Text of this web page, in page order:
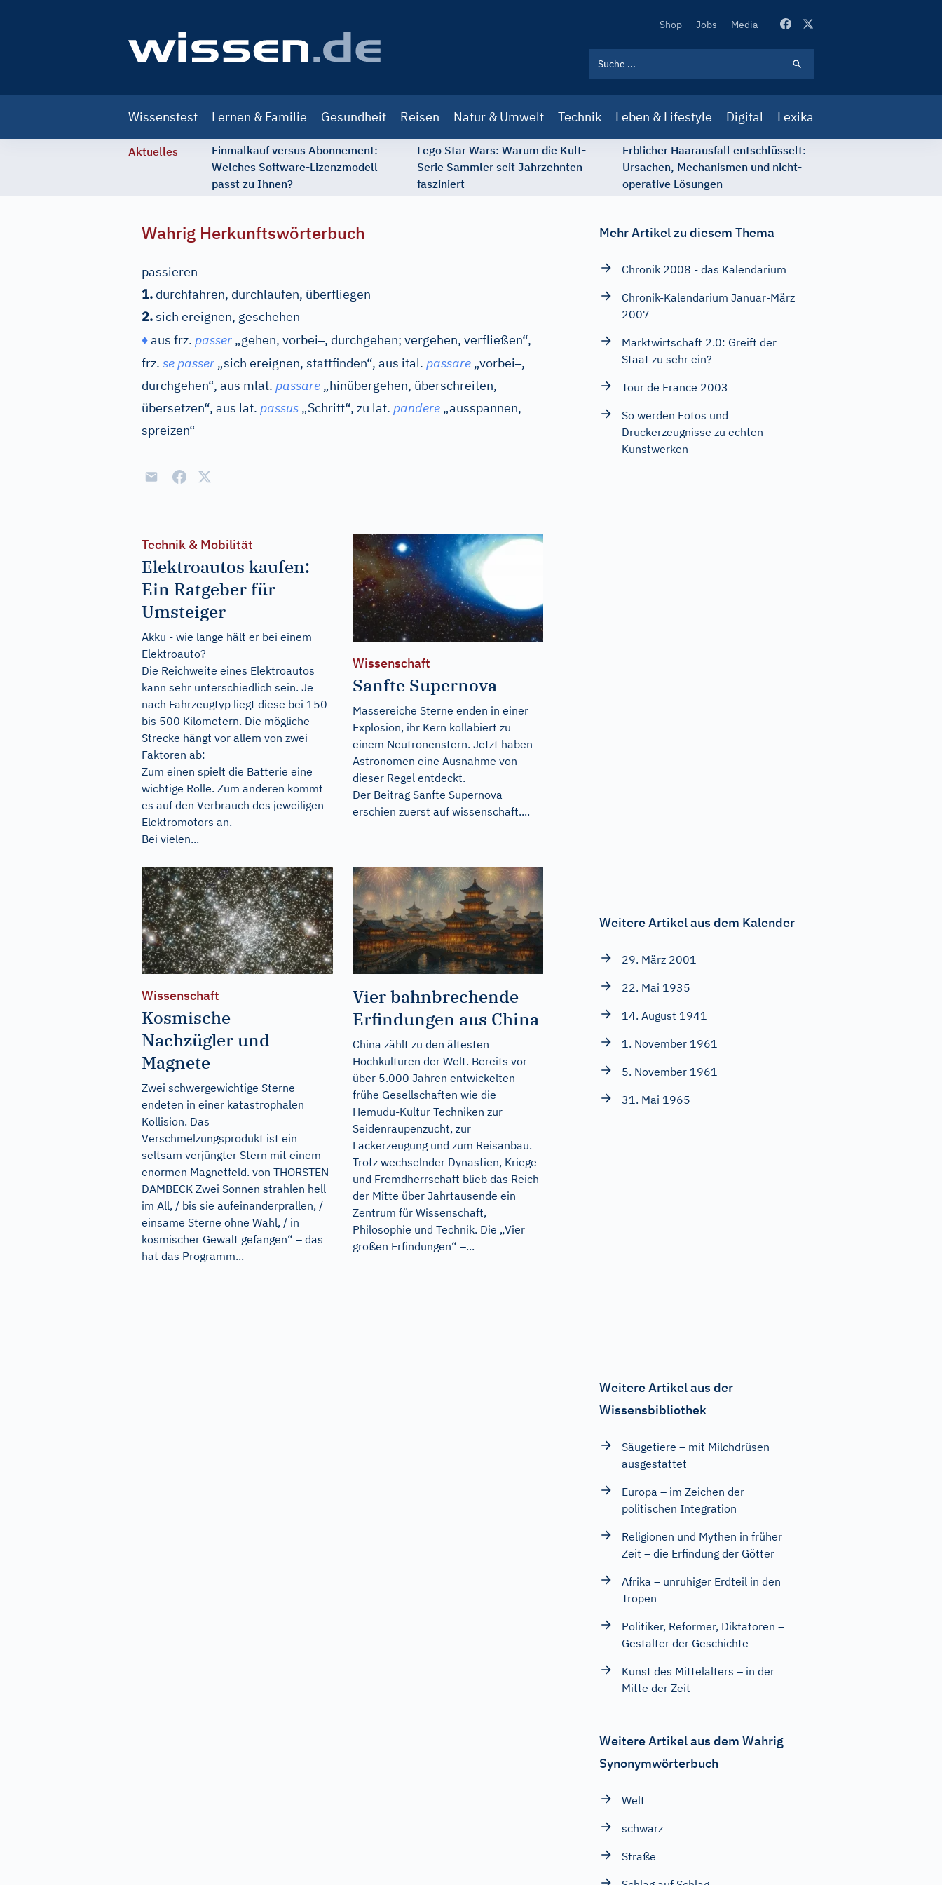
Secondary
Shop Jobs Media
navigation
Wissenstest Lernen & Familie Gesundheit Reisen Natur & Umwelt Technik Leben & Lifestyle Digital Lexika
Aktuelles
Einmalkauf versus Abonnement:
Welches Software-Lizenzmodell
passt zu Ihnen?
Lego Star Wars: Warum die Kult-
Serie Sammler seit Jahrzehnten
fasziniert
Erblicher Haarausfall entschlüsselt:
Ursachen, Mechanismen und nicht-
operative Lösungen
Wahrig Herkunftswörterbuch
passieren
1. durchfahren, durchlaufen, überfliegen
2.sich ereignen, geschehen
♦aus frz. passer „gehen, vorbei–, durchgehen; vergehen, verfließen“,
frz. se passer „sich ereignen, stattfinden“, aus ital. passare „vorbei–,
durchgehen“, aus mlat. passare „hinübergehen, überschreiten,
übersetzen“, aus lat. passus „Schritt“, zu lat. pandere „ausspannen,
spreizen“
Technik & Mobilität
Elektroautos kaufen:
Ein Ratgeber für
Umsteiger
Akku - wie lange hält er bei einem
Elektroauto?
Die Reichweite eines Elektroautos
kann sehr unterschiedlich sein. Je
nach Fahrzeugtyp liegt diese bei 150
bis 500 Kilometern. Die mögliche
Strecke hängt vor allem von zwei
Faktoren ab:
Zum einen spielt die Batterie eine
wichtige Rolle. Zum anderen kommt
es auf den Verbrauch des jeweiligen
Elektromotors an.
Bei vielen...
Wissenschaft
Sanfte Supernova
Massereiche Sterne enden in einer
Explosion, ihr Kern kollabiert zu
einem Neutronenstern. Jetzt haben
Astronomen eine Ausnahme von
dieser Regel entdeckt.
Der Beitrag Sanfte Supernova
erschien zuerst auf wissenschaft....
Wissenschaft
Kosmische
Nachzügler und
Magnete
Zwei schwergewichtige Sterne
endeten in einer katastrophalen
Kollision. Das
Verschmelzungsprodukt ist ein
seltsam verjüngter Stern mit einem
enormen Magnetfeld. von THORSTEN
DAMBECK Zwei Sonnen strahlen hell
im All, / bis sie aufeinanderprallen, /
einsame Sterne ohne Wahl, / in
kosmischer Gewalt gefangen“ – das
hat das Programm...
Vier bahnbrechende
Erfindungen aus China
China zählt zu den ältesten
Hochkulturen der Welt. Bereits vor
über 5.000 Jahren entwickelten
frühe Gesellschaften wie die
Hemudu-Kultur Techniken zur
Seidenraupenzucht, zur
Lackerzeugung und zum Reisanbau.
Trotz wechselnder Dynastien, Kriege
und Fremdherrschaft blieb das Reich
der Mitte über Jahrtausende ein
Zentrum für Wissenschaft,
Philosophie und Technik. Die „Vier
großen Erfindungen“ –...
Mehr Artikel zu diesem Thema
Chronik 2008 - das Kalendarium
Chronik-Kalendarium Januar-März
2007
Marktwirtschaft 2.0: Greift der
Staat zu sehr ein?
Tour de France 2003
So werden Fotos und
Druckerzeugnisse zu echten
Kunstwerken
Weitere Artikel aus dem Kalender
29. März 2001
22. Mai 1935
14. August 1941
1. November 1961
5. November 1961
31. Mai 1965
Weitere Artikel aus der
Wissensbibliothek
Säugetiere – mit Milchdrüsen
ausgestattet
Europa – im Zeichen der
politischen Integration
Religionen und Mythen in früher
Zeit – die Erfindung der Götter
Afrika – unruhiger Erdteil in den
Tropen
Politiker, Reformer, Diktatoren –
Gestalter der Geschichte
Kunst des Mittelalters – in der
Mitte der Zeit
Weitere Artikel aus dem Wahrig
Synonymwörterbuch
Welt
schwarz
Straße